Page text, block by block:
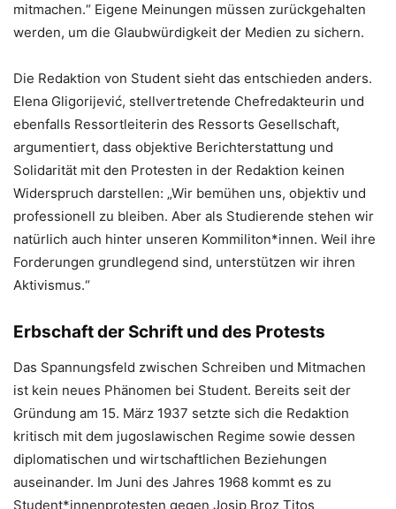
mitmachen.“ Eigene Meinungen müssen zurückgehalten
werden, um die Glaubwürdigkeit der Medien zu sichern.
Die Redaktion von Student sieht das entschieden anders.
Elena Gligorijević, stellvertretende Chefredakteurin und
ebenfalls Ressortleiterin des Ressorts Gesellschaft,
argumentiert, dass objektive Berichterstattung und
Solidarität mit den Protesten in der Redaktion keinen
Widerspruch darstellen: „Wir bemühen uns, objektiv und
professionell zu bleiben. Aber als Studierende stehen wir
natürlich auch hinter unseren Kommiliton*innen. Weil ihre
Forderungen grundlegend sind, unterstützen wir ihren
Aktivismus.“
Erbschaft der Schrift und des Protests
Das Spannungsfeld zwischen Schreiben und Mitmachen
ist kein neues Phänomen bei Student. Bereits seit der
Gründung am 15. März 1937 setzte sich die Redaktion
kritisch mit dem jugoslawischen Regime sowie dessen
diplomatischen und wirtschaftlichen Beziehungen
auseinander. Im Juni des Jahres 1968 kommt es zu
Student*innenprotesten gegen Josip Broz Titos